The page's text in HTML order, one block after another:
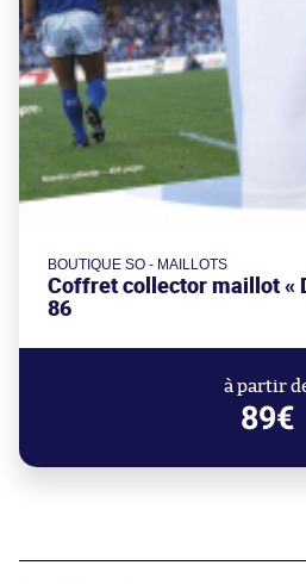
BOUTIQUE SO - MAILLOTS
Coffret collector maillot «
86
à partir
89€